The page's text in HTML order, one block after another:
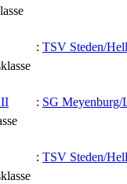
: TSV Steden/​
II
: SG Meyenburg/​
: TSV Steden/​